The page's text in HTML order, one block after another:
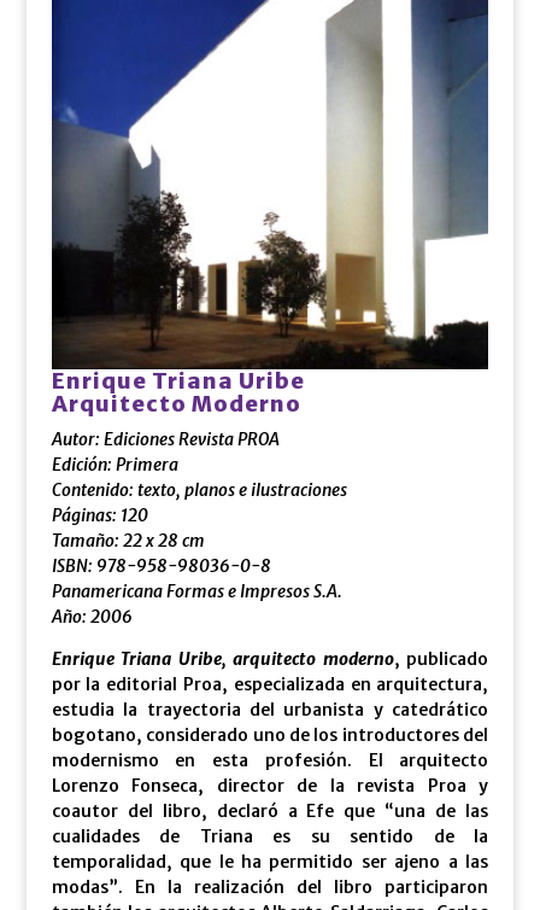
Enrique Triana Uribe
Arquitecto Moderno
Autor: Ediciones Revista PROA
Edición: Primera
Contenido: texto, planos e ilustraciones
Páginas: 120
Tamaño: 22 x 28 cm
ISBN: 978-958-98036-0-8
Panamericana Formas e Impresos S.A.
Año: 2006
Enrique Triana Uribe, arquitecto moderno, publicado
por la editorial Proa, especializada en arquitectura,
estudia la trayectoria del urbanista y catedrático
bogotano, considerado uno de los introductores del
modernismo en esta profesión. El arquitecto
Lorenzo Fonseca, director de la revista Proa y
coautor del libro, declaró a Efe que “una de las
cualidades de Triana es su sentido de la
temporalidad, que le ha permitido ser ajeno a las
modas”. En la realización del libro participaron